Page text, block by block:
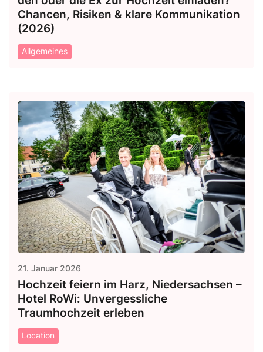
Chancen, Risiken & klare Kommunikation
(2026)
Allgemeines
21. Januar 2026
Hochzeit feiern im Harz, Niedersachsen –
Hotel RoWi: Unvergessliche
Traumhochzeit erleben
Location